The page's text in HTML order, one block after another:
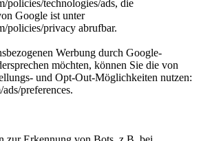
policies/technologies/ads, die
Google ist unter
policies/privacy abrufbar.
Werbung durch Google-
möchten, können Sie die von
und Opt-Out-Möglichkeiten nutzen:
preferences.